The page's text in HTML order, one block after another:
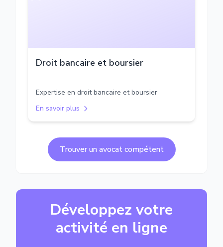
Droit bancaire et boursier
Expertise en droit bancaire et boursier
En savoir plus
Trouver un avocat compétent
Développez votre
activité en ligne